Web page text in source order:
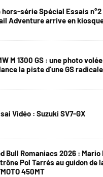
hors-série Spécial Essais n°2
Adventure arrive en
M 1300 GS : une photo volée
la piste d’une GS radicale
Vidéo : Suzuki SV7-GX
Bull Romaniacs 2026 : Mario
Pol Tarrés au guidon de
450MT